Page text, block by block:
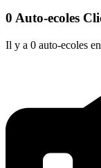
0 Auto-ecoles
Il y a 0 auto-ecoles